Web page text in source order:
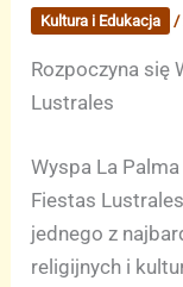
Kultura i Edukacja /
Rozpoczyna się
Lustrales
Wyspa La
Fiestas
jednego z
religijnych i